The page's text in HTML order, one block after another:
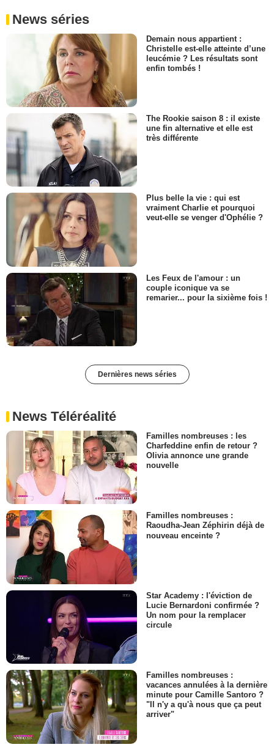
News séries
Demain nous appartient :
Christelle est-elle atteinte d’une
leucémie ? Les résultats sont
enfin tombés !
The Rookie saison 8 : il existe
une fin alternative et elle est
très différente
Plus belle la vie : qui est
vraiment Charlie et pourquoi
veut-elle se venger d'Ophélie ?
Les Feux de l'amour : un
couple iconique va se
remarier... pour la sixième fois !
Dernières news séries
News Téléréalité
Familles nombreuses : les
Charfeddine enfin de retour ?
Olivia annonce une grande
nouvelle
Familles nombreuses :
Raoudha-Jean Zéphirin déjà de
nouveau enceinte ?
Star Academy : l'éviction de
Lucie Bernardoni confirmée ?
Un nom pour la remplacer
circule
Familles nombreuses :
vacances annulées à la dernière
minute pour Camille Santoro ?
"Il n'y a qu'à nous que ça peut
arriver"